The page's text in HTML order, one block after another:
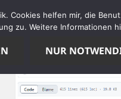
Cookies helfen mir, die
zu. Weitere Informationen
NUR